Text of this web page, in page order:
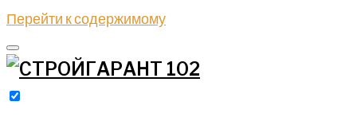
Перейти к содержимому
Производство, продажа и укладка асфальта. Аренда